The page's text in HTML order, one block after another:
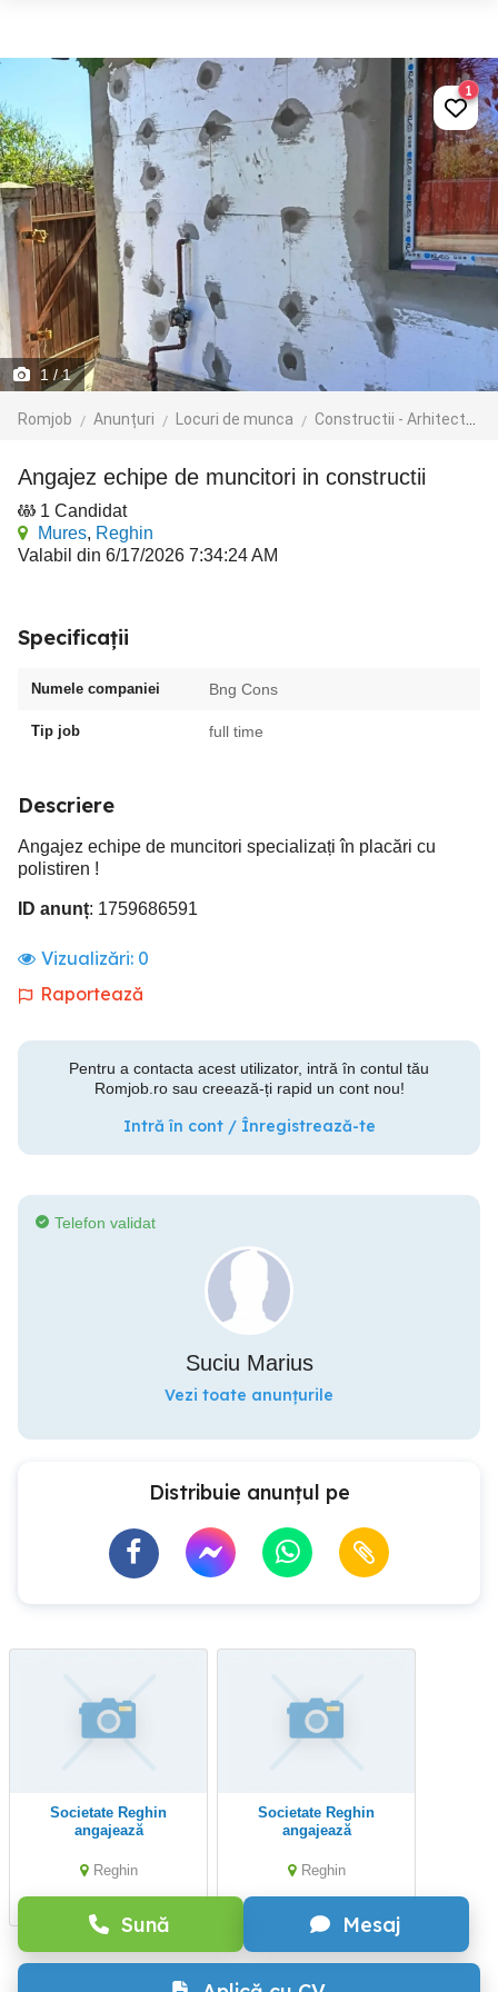
1 / 1
Romjob Anunțuri Locuri de munca Constructii - Arhitectura - Design
1
Angajez echipe de muncitori in constructii
1 Candidat
Mures, Reghin
Valabil din 6/17/2026 7:34:24 AM
Specificații
Numele companiei Bng Cons
Tip job full time
Descriere
Angajez echipe de muncitori specializați în placări cu
polistiren !
ID anunț: 1759686591
Vizualizări: 0
Raportează
Pentru a contacta acest utilizator, intră în contul tău
Romjob.ro sau creează-ți rapid un cont nou!
Intră în cont / Înregistrează-te
Sună Mesaj
Telefon validat
Suciu Marius
Vezi toate anunțurile
Distribuie anunțul pe
Societate Reghin
angajează
Reghin
Societate Reghin
angajează
Reghin